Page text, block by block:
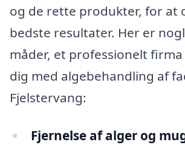
og de rette produkter, for at
bedste resultater. Her er
måder, et professionelt
dig med algebehandling af
Fjelstervang:
Fjernelse af alger og